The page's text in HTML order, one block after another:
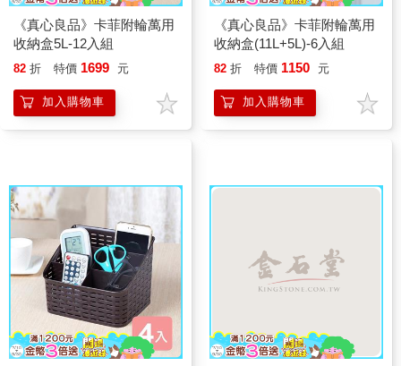
《真心良品》卡菲附輪萬用
收納盒5L-12入組
82 折 特價 1699 元
加入購物車
《真心良品》卡菲附輪萬用
收納盒(11L+5L)-6入組
82 折 特價 1150 元
加入購物車